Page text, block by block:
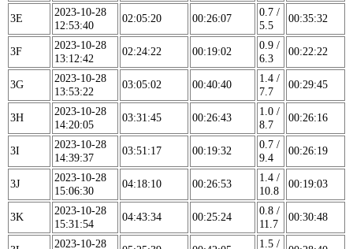
3E
2023-10-28
12:53:40
02:05:20 00:26:07
0.7 /
5.5
00:35:32
3F
2023-10-28
13:12:42
02:24:22 00:19:02
0.9 /
6.3
00:22:22
3G
2023-10-28
13:53:22
03:05:02 00:40:40
1.4 /
7.7
00:29:45
3H
2023-10-28
14:20:05
03:31:45 00:26:43
1.0 /
8.7
00:26:16
3I
2023-10-28
14:39:37
03:51:17 00:19:32
0.7 /
9.4
00:26:19
3J
2023-10-28
15:06:30
04:18:10 00:26:53
1.4 /
10.8
00:19:03
3K
2023-10-28
15:31:54
04:43:34 00:25:24
0.8 /
11.7
00:30:48
2023-10-28 1.5 /